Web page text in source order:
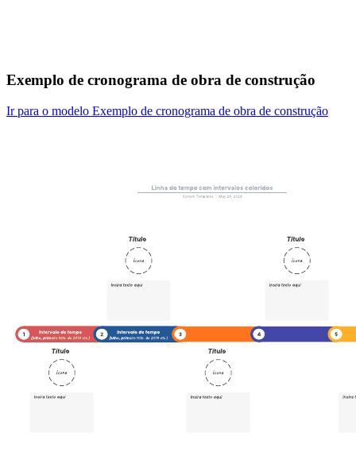
Exemplo de cronograma de obra de construção
Ir para o modelo Exemplo de cronograma de obra de construção